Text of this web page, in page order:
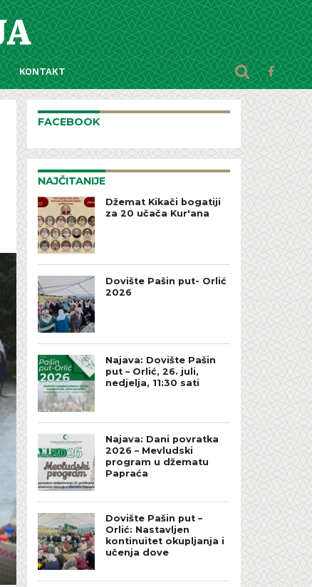
KONTAKT
FACEBOOK
NAJČITANIJE
Džemat Kikači bogatiji
za 20 učača Kur'ana
Dovište Pašin put- Orlić
2026
Najava: Dovište Pašin
put – Orlić, 26. juli,
nedjelja, 11:30 sati
Najava: Dani povratka
2026 – Mevludski
program u džematu
Papraća
Dovište Pašin put –
Orlić: Nastavljen
kontinuitet okupljanja i
učenja dove